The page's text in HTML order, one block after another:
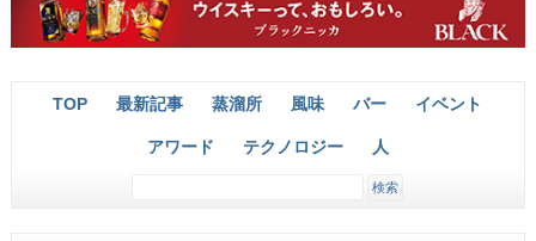
TOP 最新記事 蒸溜所 風味 バー イベント
アワード テクノロジー 人